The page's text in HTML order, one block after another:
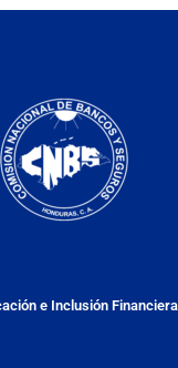
e Inclusión